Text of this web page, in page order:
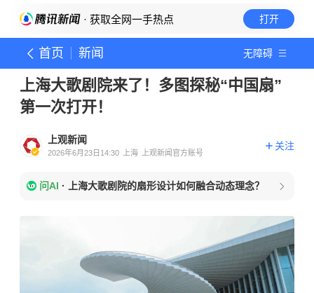
· 获取全网一手热点 打开
首页 新闻 无障碍
上海大歌剧院来了！多图探秘“中国扇”
第一次打开！
上观新闻
2026年6月23日14:30 上海 上观新闻官方账号
关注
问AI · 上海大歌剧院的扇形设计如何融合动态理念？